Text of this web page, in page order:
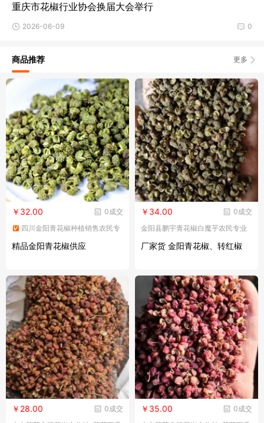
重庆市花椒行业协会换届大会举行
0
2026-06-09
更多
商品推荐
0成交
￥32.00
四川金阳青花椒种植销售农民专
业合作社－花椒购销大户（林邦
银）
精品金阳青花椒供应
0成交
￥34.00
金阳县鹏宇青花椒白魔芋农民专业
合作社
厂家货 金阳青花椒、转红椒
0成交
￥28.00 0成交
￥35.00